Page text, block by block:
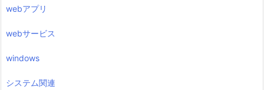
webアプリ
webサービス
windows
システム関連